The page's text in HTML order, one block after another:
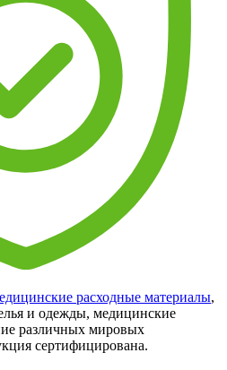
расходные материалы,
и одежды, медицинские
различных мировых
сертифицирована.